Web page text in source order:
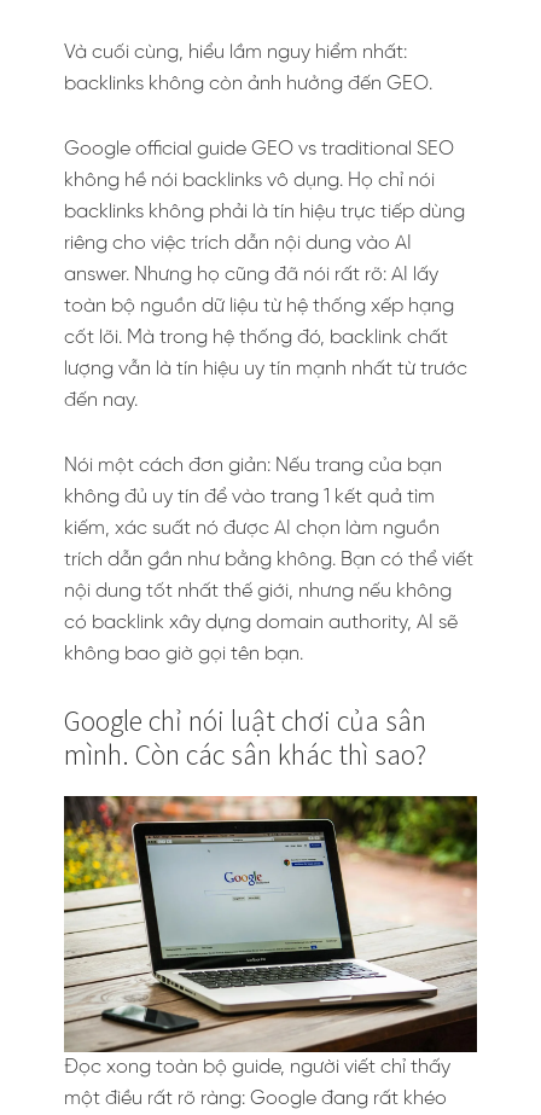
Và cuối cùng, hiểu lầm nguy hiểm nhất:
backlinks không còn ảnh hưởng đến GEO.
Google official guide GEO vs traditional SEO
không hề nói backlinks vô dụng. Họ chỉ nói
backlinks không phải là tín hiệu trực tiếp dùng
riêng cho việc trích dẫn nội dung vào AI
answer. Nhưng họ cũng đã nói rất rõ: AI lấy
toàn bộ nguồn dữ liệu từ hệ thống xếp hạng
cốt lõi. Mà trong hệ thống đó, backlink chất
lượng vẫn là tín hiệu uy tín mạnh nhất từ trước
đến nay.
Nói một cách đơn giản: Nếu trang của bạn
không đủ uy tín để vào trang 1 kết quả tìm
kiếm, xác suất nó được AI chọn làm nguồn
trích dẫn gần như bằng không. Bạn có thể viết
nội dung tốt nhất thế giới, nhưng nếu không
có backlink xây dựng domain authority, AI sẽ
không bao giờ gọi tên bạn.
Google chỉ nói luật chơi của sân
mình. Còn các sân khác thì sao?
Đọc xong toàn bộ guide, người viết chỉ thấy
một điều rất rõ ràng: Google đang rất khéo